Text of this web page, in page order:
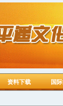
资料下载 国